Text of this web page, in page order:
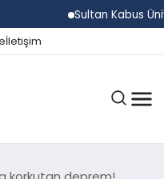
Sultan Kabus
İletişim